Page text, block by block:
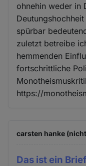
ohnehin weder in
spürbar
zuletzt betreibe
hemmenden
fortschrittliche
https://
carsten hanke
Das ist ein